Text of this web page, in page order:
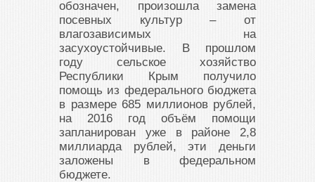
обозначен, произошла замена
посевных культур – от
влагозависимых на
засухоустойчивые. В прошлом
году сельское хозяйство
Республики Крым получило
помощь из федерального бюджета
в размере 685 миллионов рублей,
на 2016 год объём помощи
запланирован уже в районе 2,8
миллиарда рублей, эти деньги
заложены в федеральном
бюджете.